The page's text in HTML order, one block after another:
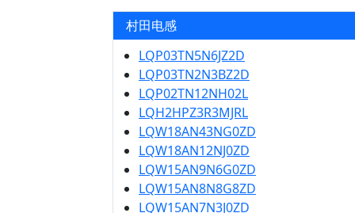
村田电感
LQP03TN5N6JZ2D
LQP03TN2N3BZ2D
LQP02TN12NH02L
LQH2HPZ3R3MJRL
LQW18AN43NG0ZD
LQW18AN12NJ0ZD
LQW15AN9N6G0ZD
LQW15AN8N8G8ZD
LQW15AN7N3J0ZD